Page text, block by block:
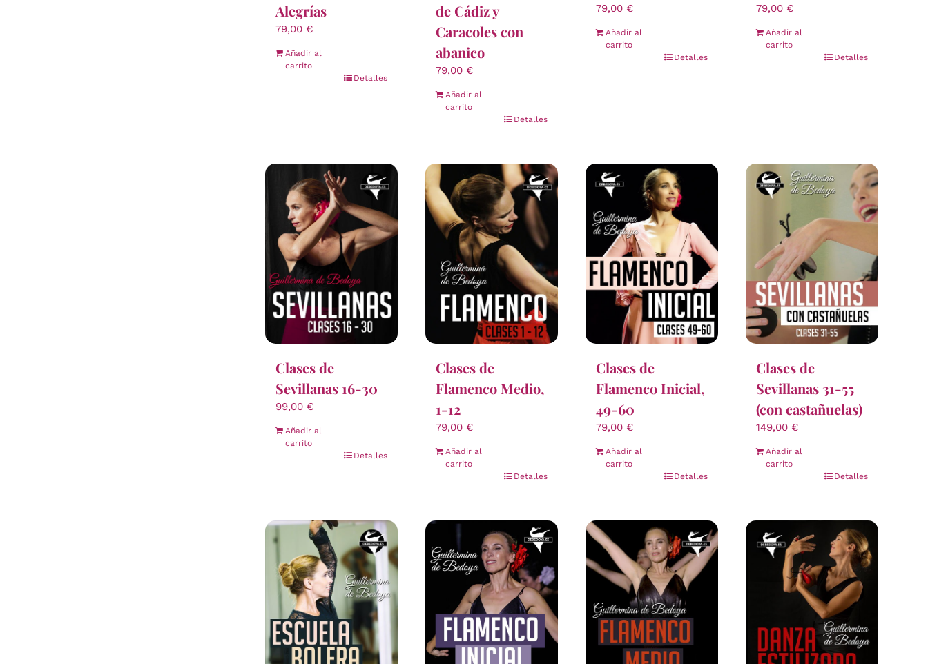
Alegrías
79,00 €
Añadir al
carrito
Detalles
de Cádiz y
Caracoles con
abanico
79,00 €
Añadir al
carrito
Detalles
79,00 €
Añadir al
carrito
Detalles
79,00 €
Añadir al
carrito
Detalles
Clases de
Sevillanas 16-30
99,00 €
Añadir al
carrito
Detalles
Clases de
Flamenco Medio,
1-12
79,00 €
Añadir al
carrito
Detalles
Clases de
Flamenco Inicial,
49-60
79,00 €
Añadir al
carrito
Detalles
Clases de
Sevillanas 31-55
(con castañuelas)
149,00 €
Añadir al
carrito
Detalles